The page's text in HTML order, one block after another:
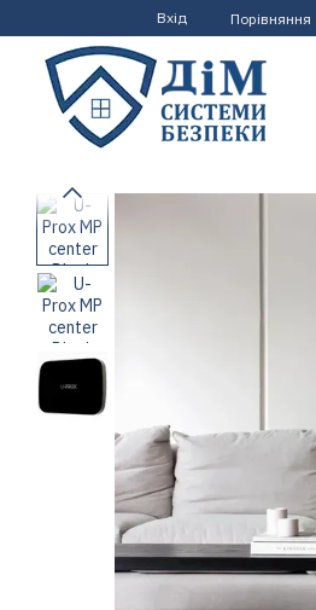
Перейти до основного контенту
Вхід Порівняння